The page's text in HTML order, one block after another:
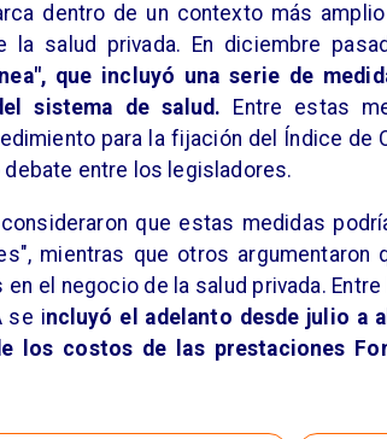
dentro de un contexto más
salud privada. En diciembre
que incluyó una serie de
sistema de salud. Entre estas
para la fijación del Índice de
debate entre los legisladores.
que estas medidas
mientras que otros argumentaron
en el negocio de la salud privada.
se incluyó el adelanto desde julio a
los costos de las prestaciones